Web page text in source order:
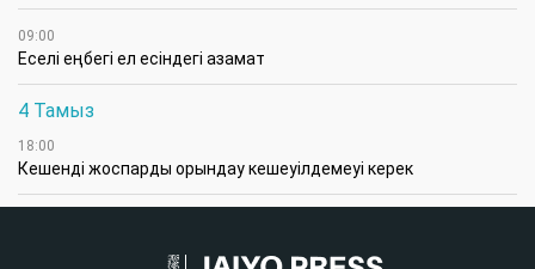
09:00
Еселі еңбегі ел есіндегі азамат
4 Тамыз
18:00
Кешенді жоспарды орындау кешеуілдемеуі керек